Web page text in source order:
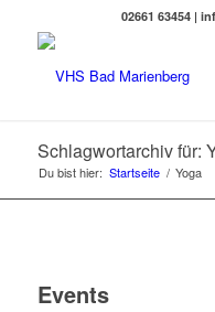
02661 63454 |
Schlagwortarchiv für:
Du bist hier: Startseite / Yoga
Events